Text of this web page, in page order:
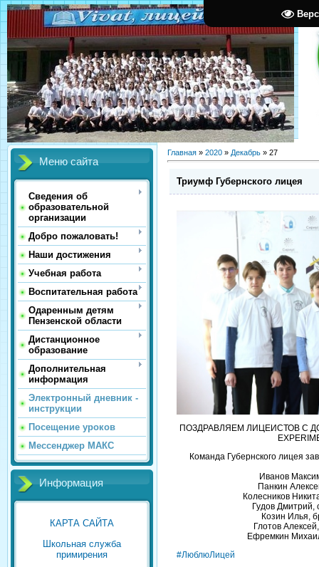
Меню сайта
Сведения об
образовательной
организации
Добро пожаловать!
Наши достижения
Учебная работа
Воспитательная работа
Одаренным детям
Пензенской области
Дистанционное
образование
Дополнительная
информация
Электронный дневник -
инструкции
Посещение уроков
Мессенджер МАКС
Информация
КАРТА САЙТА
Школьная служба
примирения
Главная » 2020 » Декабрь » 27
Триумф Губернского лицея
ПОЗДРАВЛЯЕМ ЛИЦЕИСТОВ С
Команда Губернского лицея
Иванов
Панкин
Колесников
Гудов Дмитрий,
Козин Илья,
Глотов
Ефремкин
#ЛюблюЛицей